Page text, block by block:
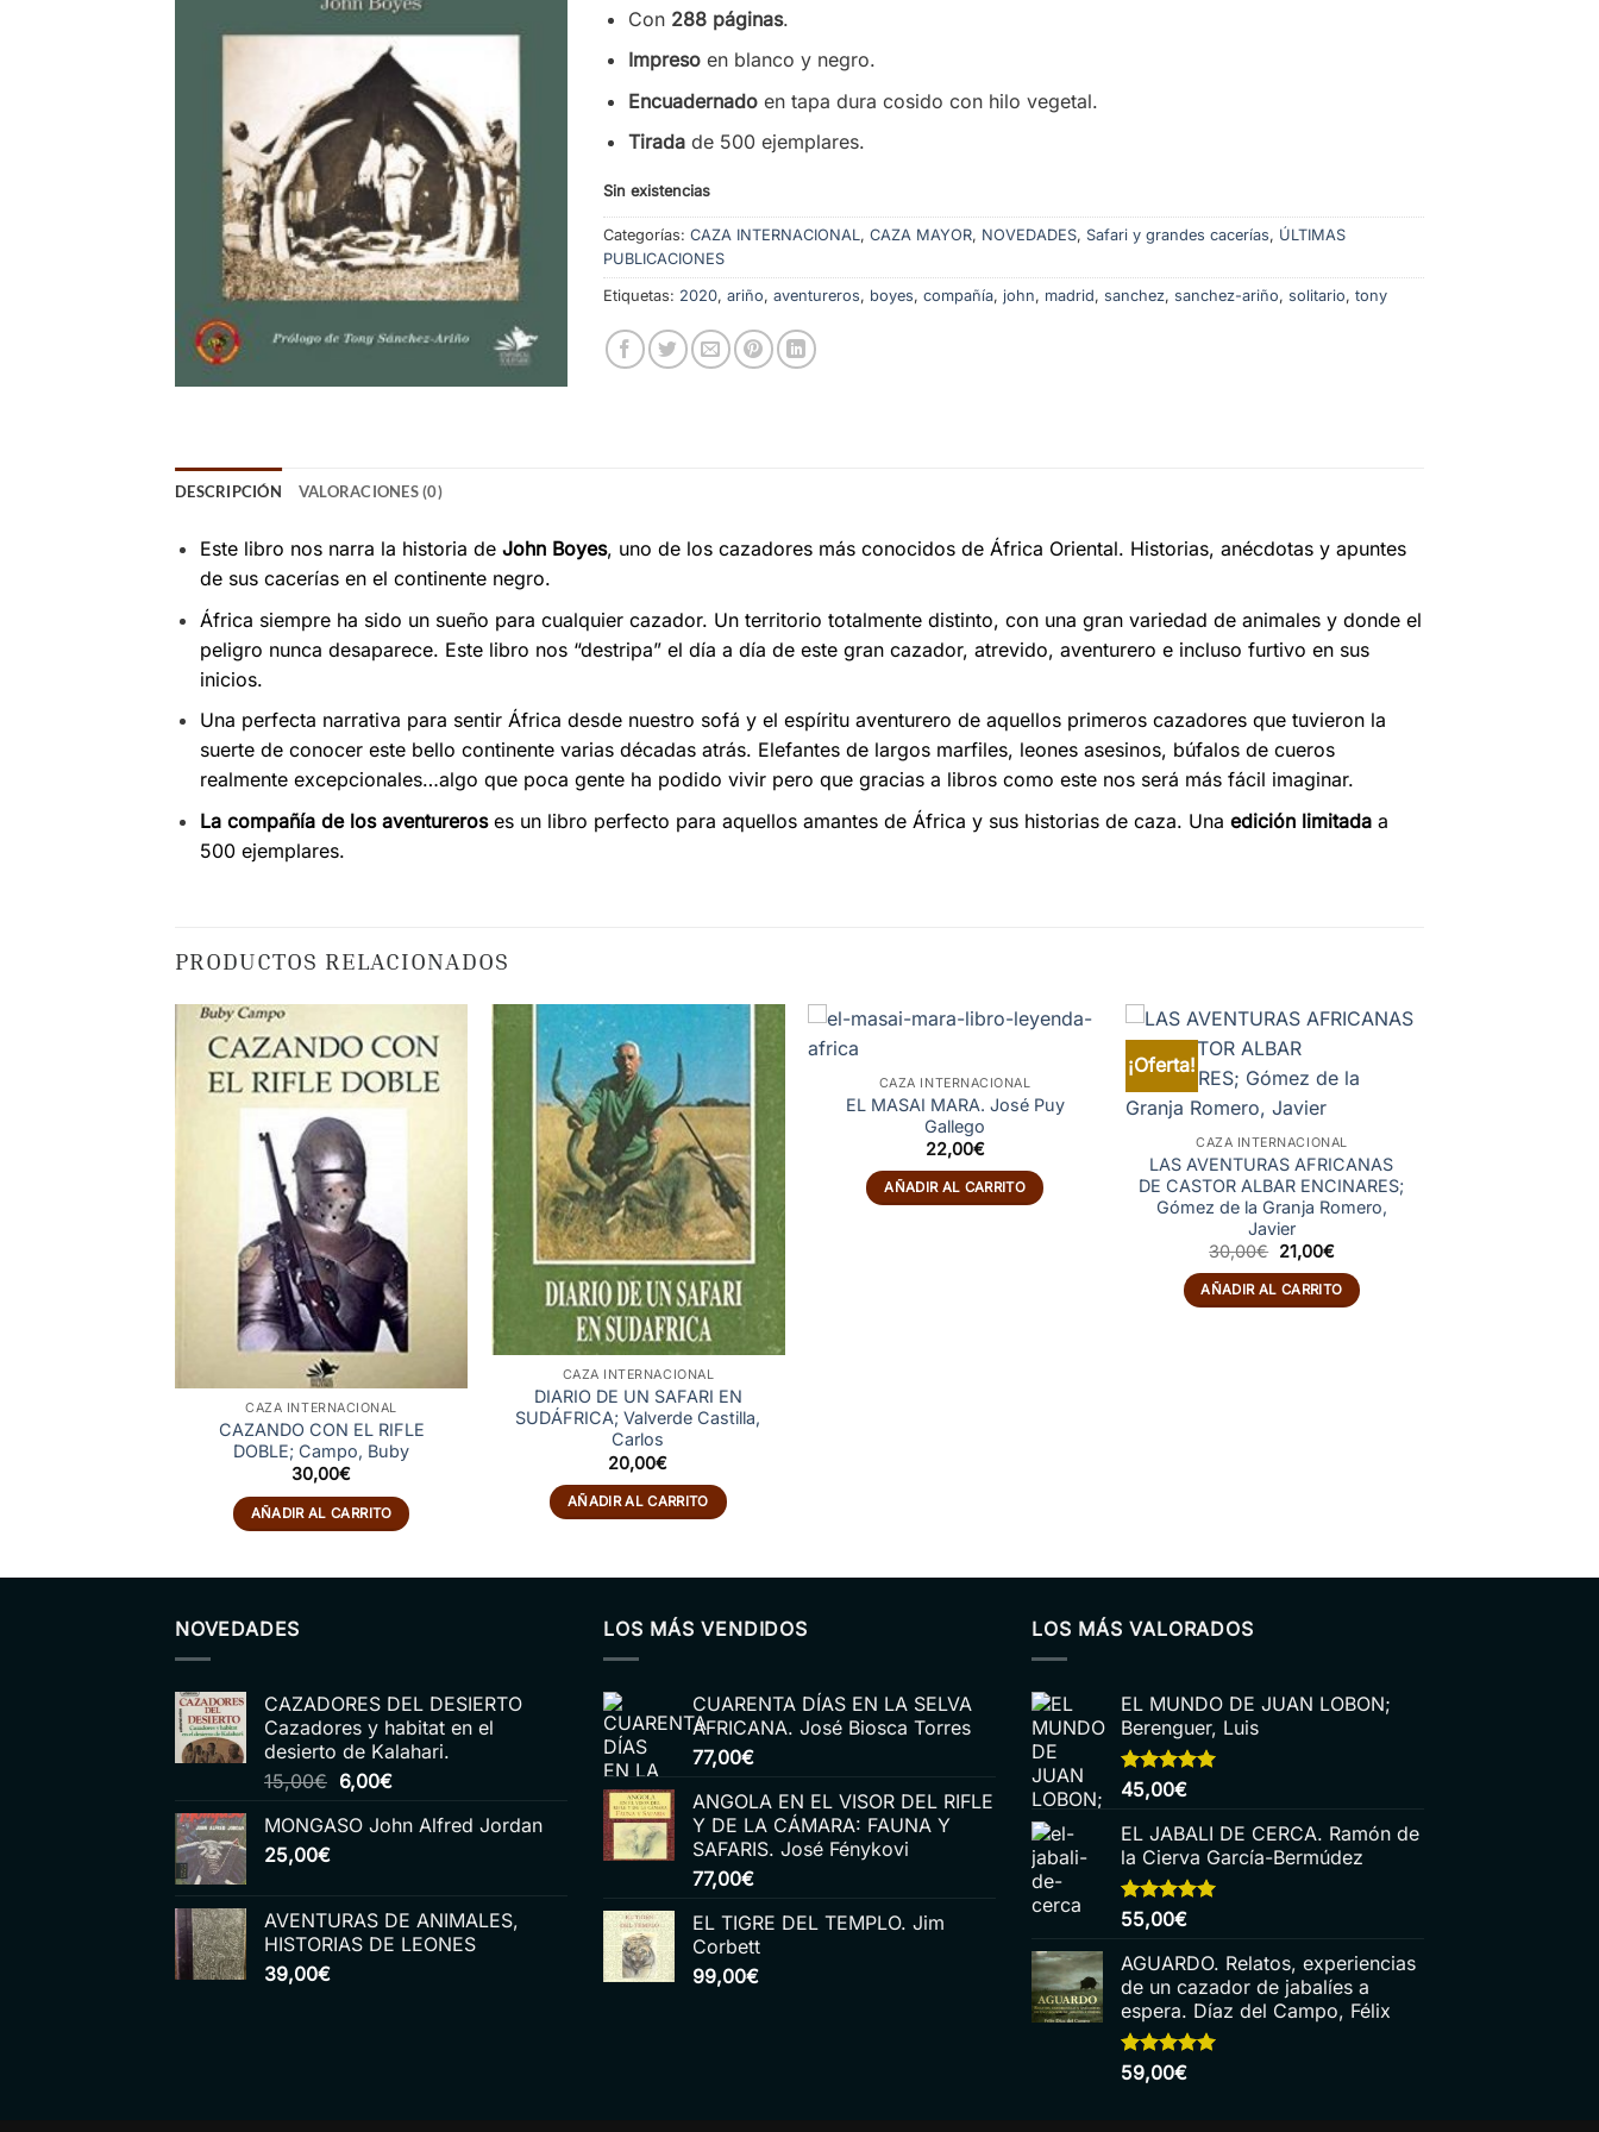
Con 288 páginas.
Impresoen blanco y negro.
Encuadernadoen tapa dura cosido con hilo vegetal.
Tiradade 500 ejemplares.
Sin existencias
Categorías: CAZA INTERNACIONAL , CAZA MAYOR, NOVEDADES, Safari y grandes cacerías, ÚLTIMAS
PUBLICACIONES
Etiquetas: 2020, ariño, aventureros, boyes, compañía, john, madrid, sanchez, sanchez-ariño, solitario, tony
DESCRIPCIÓN VALORACIONES (0)
Este libro nos narra la historia de John Boyes, uno de los cazadores más conocidos de África Oriental. Historias, anécdotas y apuntes
de sus cacerías en el continente negro.
África siempre ha sido un sueño para cualquier cazador. Un territorio totalmente distinto, con una gran variedad de animales y donde el
peligro nunca desaparece. Este libro nos “destripa” el día a día de este gran cazador, atrevido, aventurero e incluso furtivo en sus
inicios.
Una perfecta narrativa para sentir África desde nuestro sofá y el espíritu aventurero de aquellos primeros cazadores que tuvieron la
suerte de conocer este bello continente varias décadas atrás. Elefantes de largos marfiles, leones asesinos, búfalos de cueros
realmente excepcionales…algo que poca gente ha podido vivir pero que gracias a libros como este nos será más fácil imaginar.
La compañía de los aventureroses un libro perfecto para aquellos amantes de África y sus historias de caza. Una edición limitadaa
500 ejemplares.
PRODUCTOS RELACIONADOS
CAZA INTERNACIONAL
CAZANDO CON EL RIFLE
DOBLE; Campo, Buby
30,00€
AÑADIR AL CARRITO
CAZA INTERNACIONAL
DIARIO DE UN SAFARI EN
SUDÁFRICA; Valverde Castilla,
Carlos
20,00€
AÑADIR AL CARRITO
CAZA INTERNACIONAL
EL MASAI MARA. José Puy
Gallego
22,00€
AÑADIR AL CARRITO
¡Oferta!
CAZA INTERNACIONAL
LAS AVENTURAS AFRICANAS
DE CASTOR ALBAR ENCINARES;
Gómez de la Granja Romero,
Javier
30,00€ El
precio
original
era:
21,00€El
actual
es:
AÑADIR AL CARRITO
NOVEDADES
CAZADORES DEL DESIERTO
Cazadores y habitat en el
desierto de Kalahari.
15,00€ El
original
6,00€El
actual
MONGASO John Alfred Jordan
25,00€
AVENTURAS DE ANIMALES,
HISTORIAS DE LEONES
39,00€
LOS MÁS VENDIDOS
CUARENTA DÍAS EN LA SELVA
AFRICANA. José Biosca Torres
77,00€
ANGOLA EN EL VISOR DEL RIFLE
Y DE LA CÁMARA: FAUNA Y
SAFARIS. José Fénykovi
77,00€
EL TIGRE DEL TEMPLO. Jim
Corbett
99,00€
LOS MÁS VALORADOS
EL MUNDO DE JUAN LOBON;
Berenguer, Luis
Valorado
con
de 5
45,00€
EL JABALI DE CERCA. Ramón de
la Cierva García-Bermúdez
Valorado
con
de 5
55,00€
AGUARDO. Relatos, experiencias
de un cazador de jabalíes a
espera. Díaz del Campo, Félix
Valorado
con
59,00€